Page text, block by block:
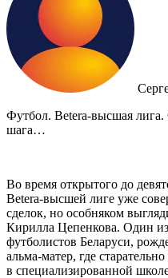
Футбол. Betera-высшая
шага…
Во время открытого до
Betera-высшей лиге уже
сделок, но особняком
Кирилла Цепенкова. Один
футболистов Беларуси,
альма-матер, где
в специализированной